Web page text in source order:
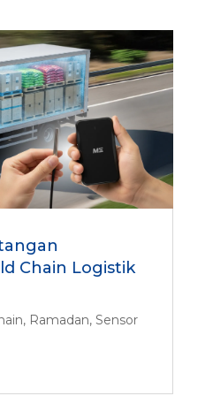
Chain Logistik
, Ramadan, Sensor